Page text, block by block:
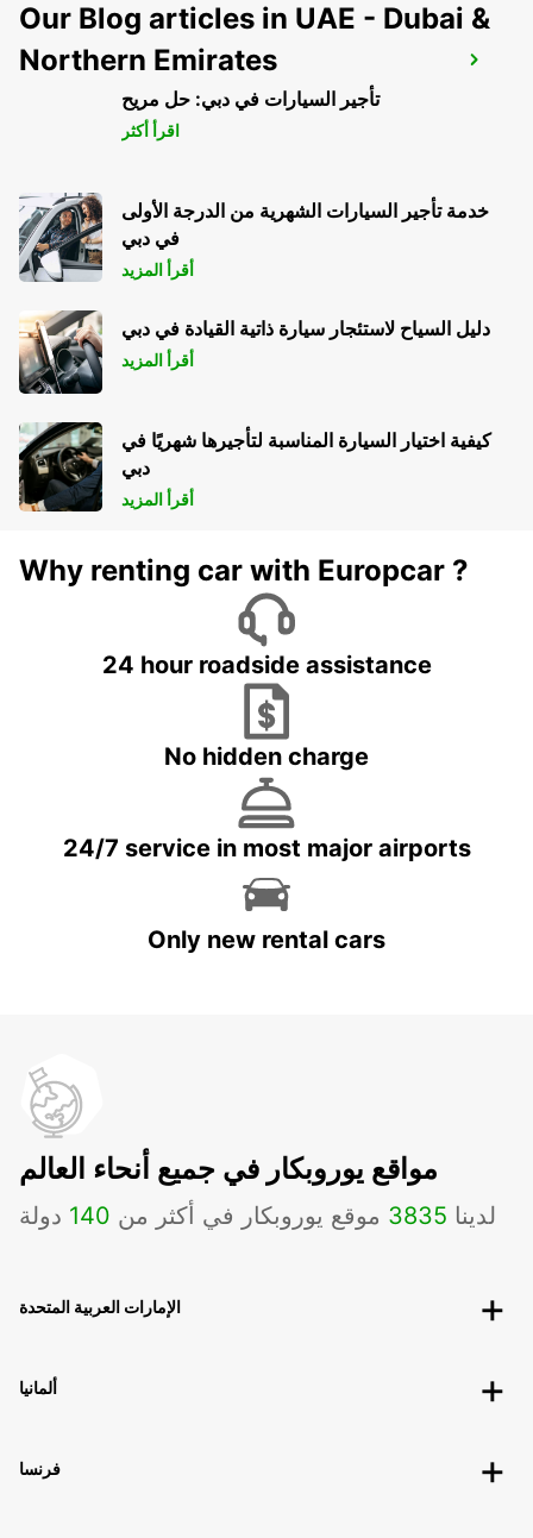
ROCHEFORT
ROCHEFORT - FRANCE
Our Blog articles in UAE - Dubai &
Northern Emirates
تأجير السيارات في دبي: حل مريح
اقرأ أكثر
خدمة تأجير السيارات الشهرية من الدرجة الأولى
في دبي
أقرأ المزيد
دليل السياح لاستئجار سيارة ذاتية القيادة في دبي
أقرأ المزيد
كيفية اختيار السيارة المناسبة لتأجيرها شهريًا في
دبي
أقرأ المزيد
Why renting car with Europcar ?
24 hour roadside assistance
No hidden charge
24/7 service in most major airports
Only new rental cars
مواقع يوروبكار في جميع أنحاء العالم
لدينا 3835 موقع يوروبكار في أكثر من 140 دولة
الإمارات العربية المتحدة
ألمانيا
فرنسا